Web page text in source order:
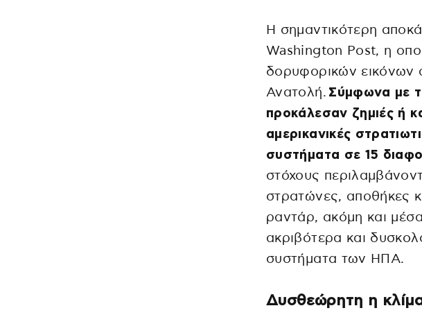
Η σημαντικότερη
Washington Post, η
δορυφορικών εικόνων
Ανατολή. Σύμφωνα με
προκάλεσαν ζημιές ή
αμερικανικές
συστήματα σε 15
στόχους
στρατώνες, αποθήκες
ραντάρ, ακόμη και
ακριβότερα και
συστήματα των ΗΠΑ.
Δυσθεώρητη η